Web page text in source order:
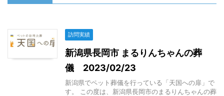
訪問実績
新潟県長岡市 まるりんちゃんの葬
儀 2023/02/23
新潟県でペット葬儀を行っている「天国への扉」で
す。 この度は、新潟県長岡市のまるりんちゃんの葬